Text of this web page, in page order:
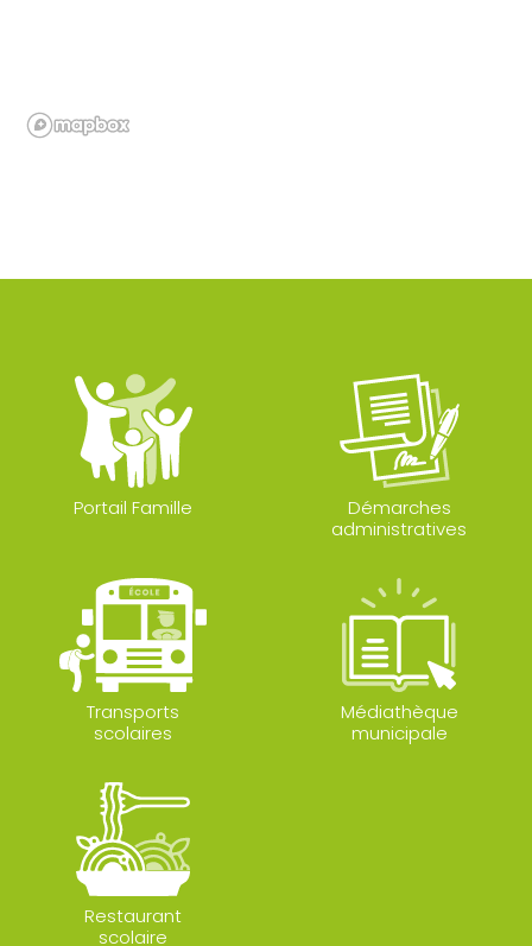
Portail Famille
Démarches
administratives
Transports
scolaires
Médiathèque
municipale
Restaurant
scolaire